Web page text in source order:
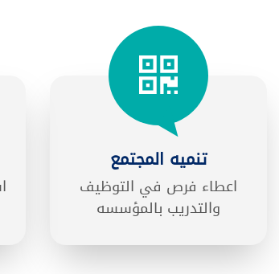
تنميه المجتمع
اعطاء فرص في التوظيف
والتدريب بالمؤسسه